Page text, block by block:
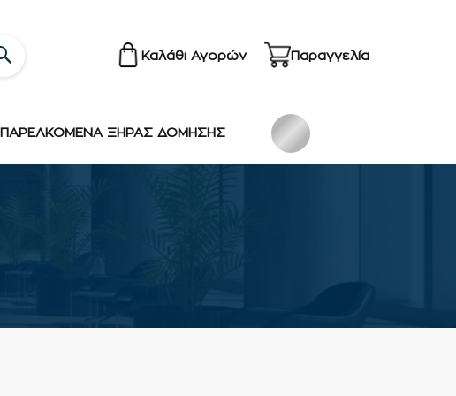
Καλάθι Αγορών Παραγγελία
ΠΑΡΕΛΚΟΜΕΝΑ ΞΗΡΑΣ ΔΟΜΗΣΗΣ